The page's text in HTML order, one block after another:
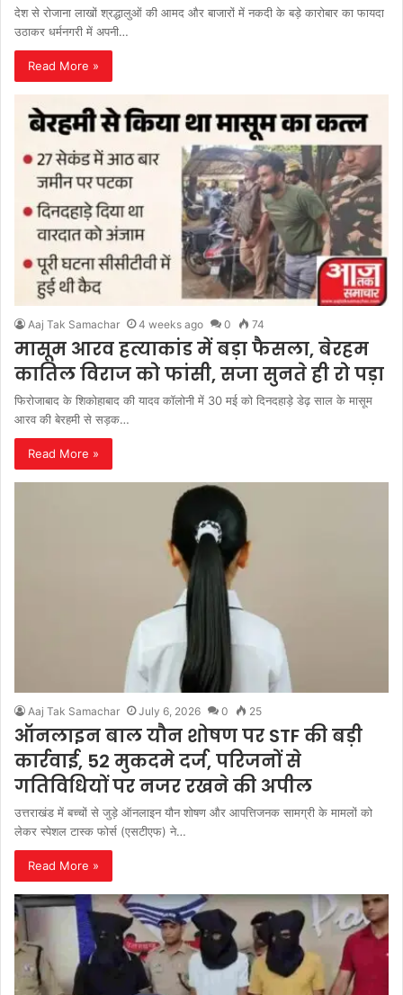
देश से रोजाना लाखों श्रद्धालुओं की आमद और बाजारों में नकदी के बड़े कारोबार का फायदा
उठाकर धर्मनगरी में अपनी…
Read More »
Aaj Tak Samachar 4 weeks ago 0 74
मासूम आरव हत्याकांड में बड़ा फैसला, बेरहम
कातिल विराज को फांसी, सजा सुनते ही रो पड़ा
फिरोजाबाद के शिकोहाबाद की यादव कॉलोनी में 30 मई को दिनदहाड़े डेढ़ साल के मासूम
आरव की बेरहमी से सड़क…
Read More »
Aaj Tak Samachar July 6, 2026 0 25
ऑनलाइन बाल यौन शोषण पर STF की बड़ी
कार्रवाई, 52 मुकदमे दर्ज, परिजनों से
गतिविधियों पर नजर रखने की अपील
उत्तराखंड में बच्चों से जुड़े ऑनलाइन यौन शोषण और आपत्तिजनक सामग्री के मामलों को
लेकर स्पेशल टास्क फोर्स (एसटीएफ) ने…
Read More »